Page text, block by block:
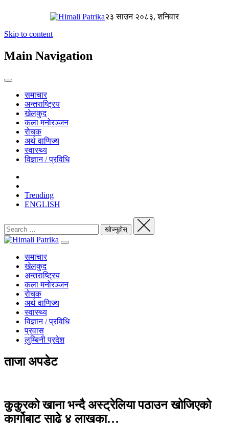
२३ साउन २०८३, शनिवार
Skip to content
Main Navigation
समाचार
अन्तराष्ट्रिय
खेलकुद
कला मनोरञ्जन
रोचक
अर्थ वाणिज्य
स्वास्थ्य
विज्ञान / प्रविधि
Trending
ENGLISH
समाचार
खेलकुद
अन्तराष्ट्रिय
कला मनोरञ्जन
रोचक
अर्थ वाणिज्य
स्वास्थ्य
विज्ञान / प्रविधि
प्रवास
लुम्बिनी प्रदेश
ताजा अपडेट
कुकुरको खाना भन्दै अस्ट्रेलिया पठाउन खोजिएको
कार्गोबाट साढे ४ लाखका…